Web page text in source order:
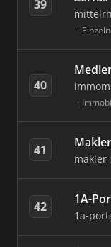
39
40
41
42 1A-
1a-